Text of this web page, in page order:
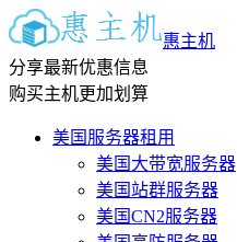
惠主机
分享最新优惠信息
购买主机更加划算
美国服务器租用
美国大带宽服务器
美国站群服务器
美国CN2服务器